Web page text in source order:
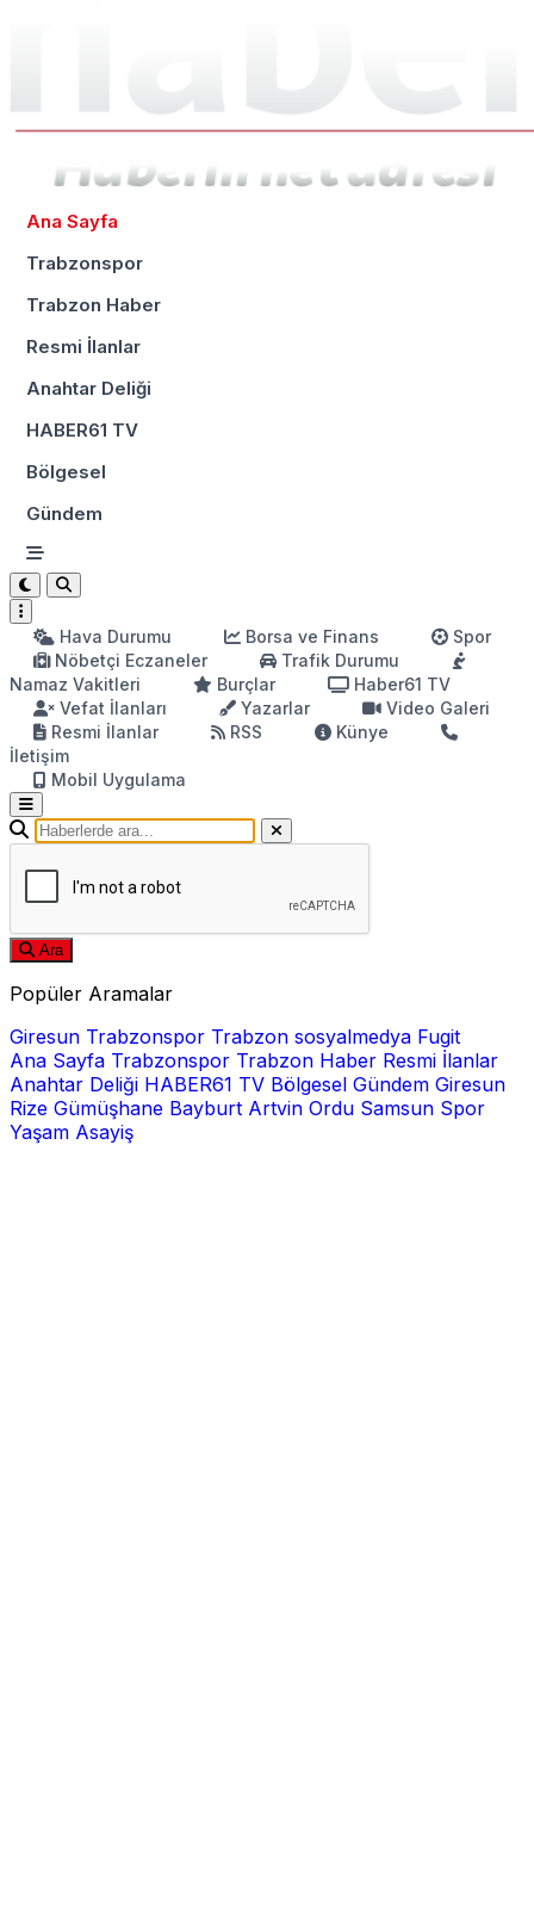
Ana Sayfa
Trabzonspor
Trabzon Haber
Resmi İlanlar
Anahtar Deliği
HABER61 TV
Bölgesel
Gündem
Hava Durumu Borsa ve Finans
Spor
Nöbetçi Eczaneler
Trafik Durumu
Namaz Vakitleri
Burçlar
Haber61 TV
Vefat İlanları
Yazarlar
Video Galeri
Resmi İlanlar
RSS
Künye
İletişim
Mobil Uygulama
Ara
Popüler Aramalar
Giresun Trabzonspor Trabzon sosyalmedya Fugit
Ana Sayfa Trabzonspor Trabzon Haber Resmi İlanlar
Anahtar Deliği HABER61 TV Bölgesel Gündem Giresun
Rize Gümüşhane Bayburt Artvin Ordu Samsun Spor
Yaşam Asayiş